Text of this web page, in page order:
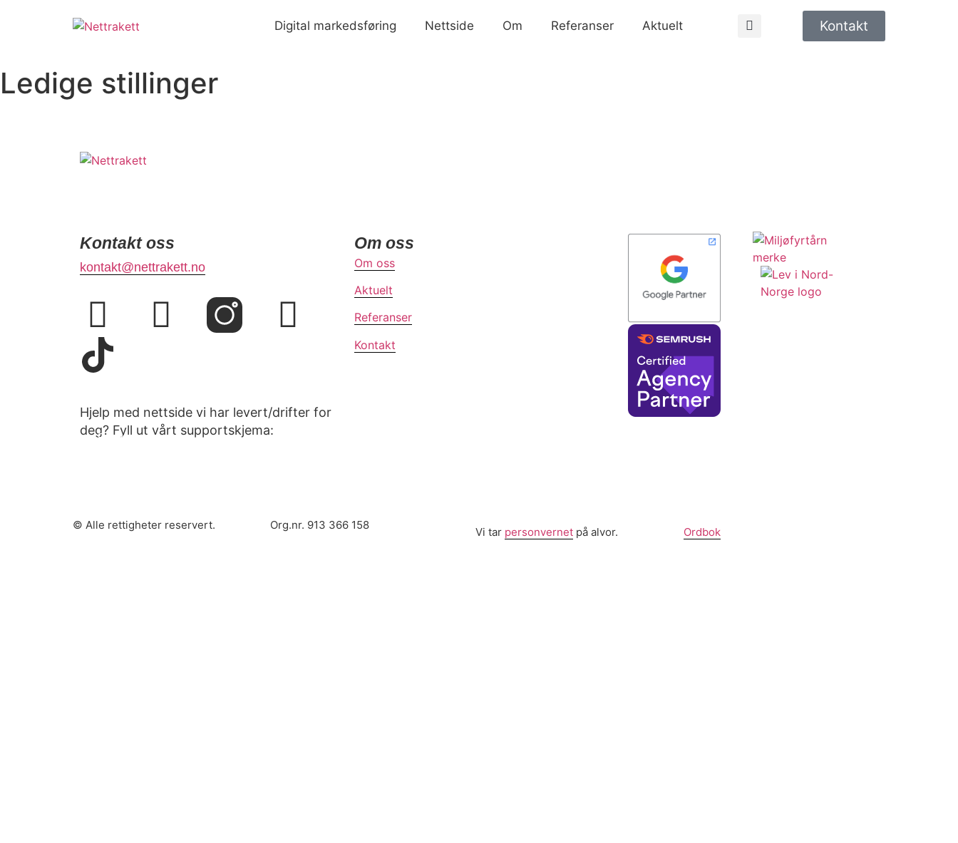
Digital markedsføring Nettside Om Referanser Aktuelt Kontakt
Ledige stillinger
Kontakt oss
kontakt@nettrakett.no
Hjelp med nettside vi har levert/drifter for
deg? Fyll ut vårt supportskjema:
Support
Om oss
Om oss
Aktuelt
Referanser
Kontakt
© Alle rettigheter reservert. Org.nr. 913 366 158
Vi tar personvernetpå alvor. Ordbok